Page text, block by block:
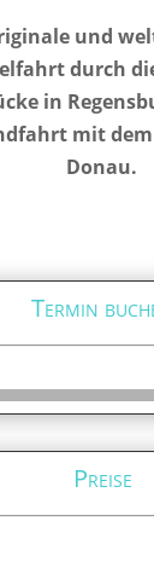
und
durch
in
mit
Donau.
Termin
Preise